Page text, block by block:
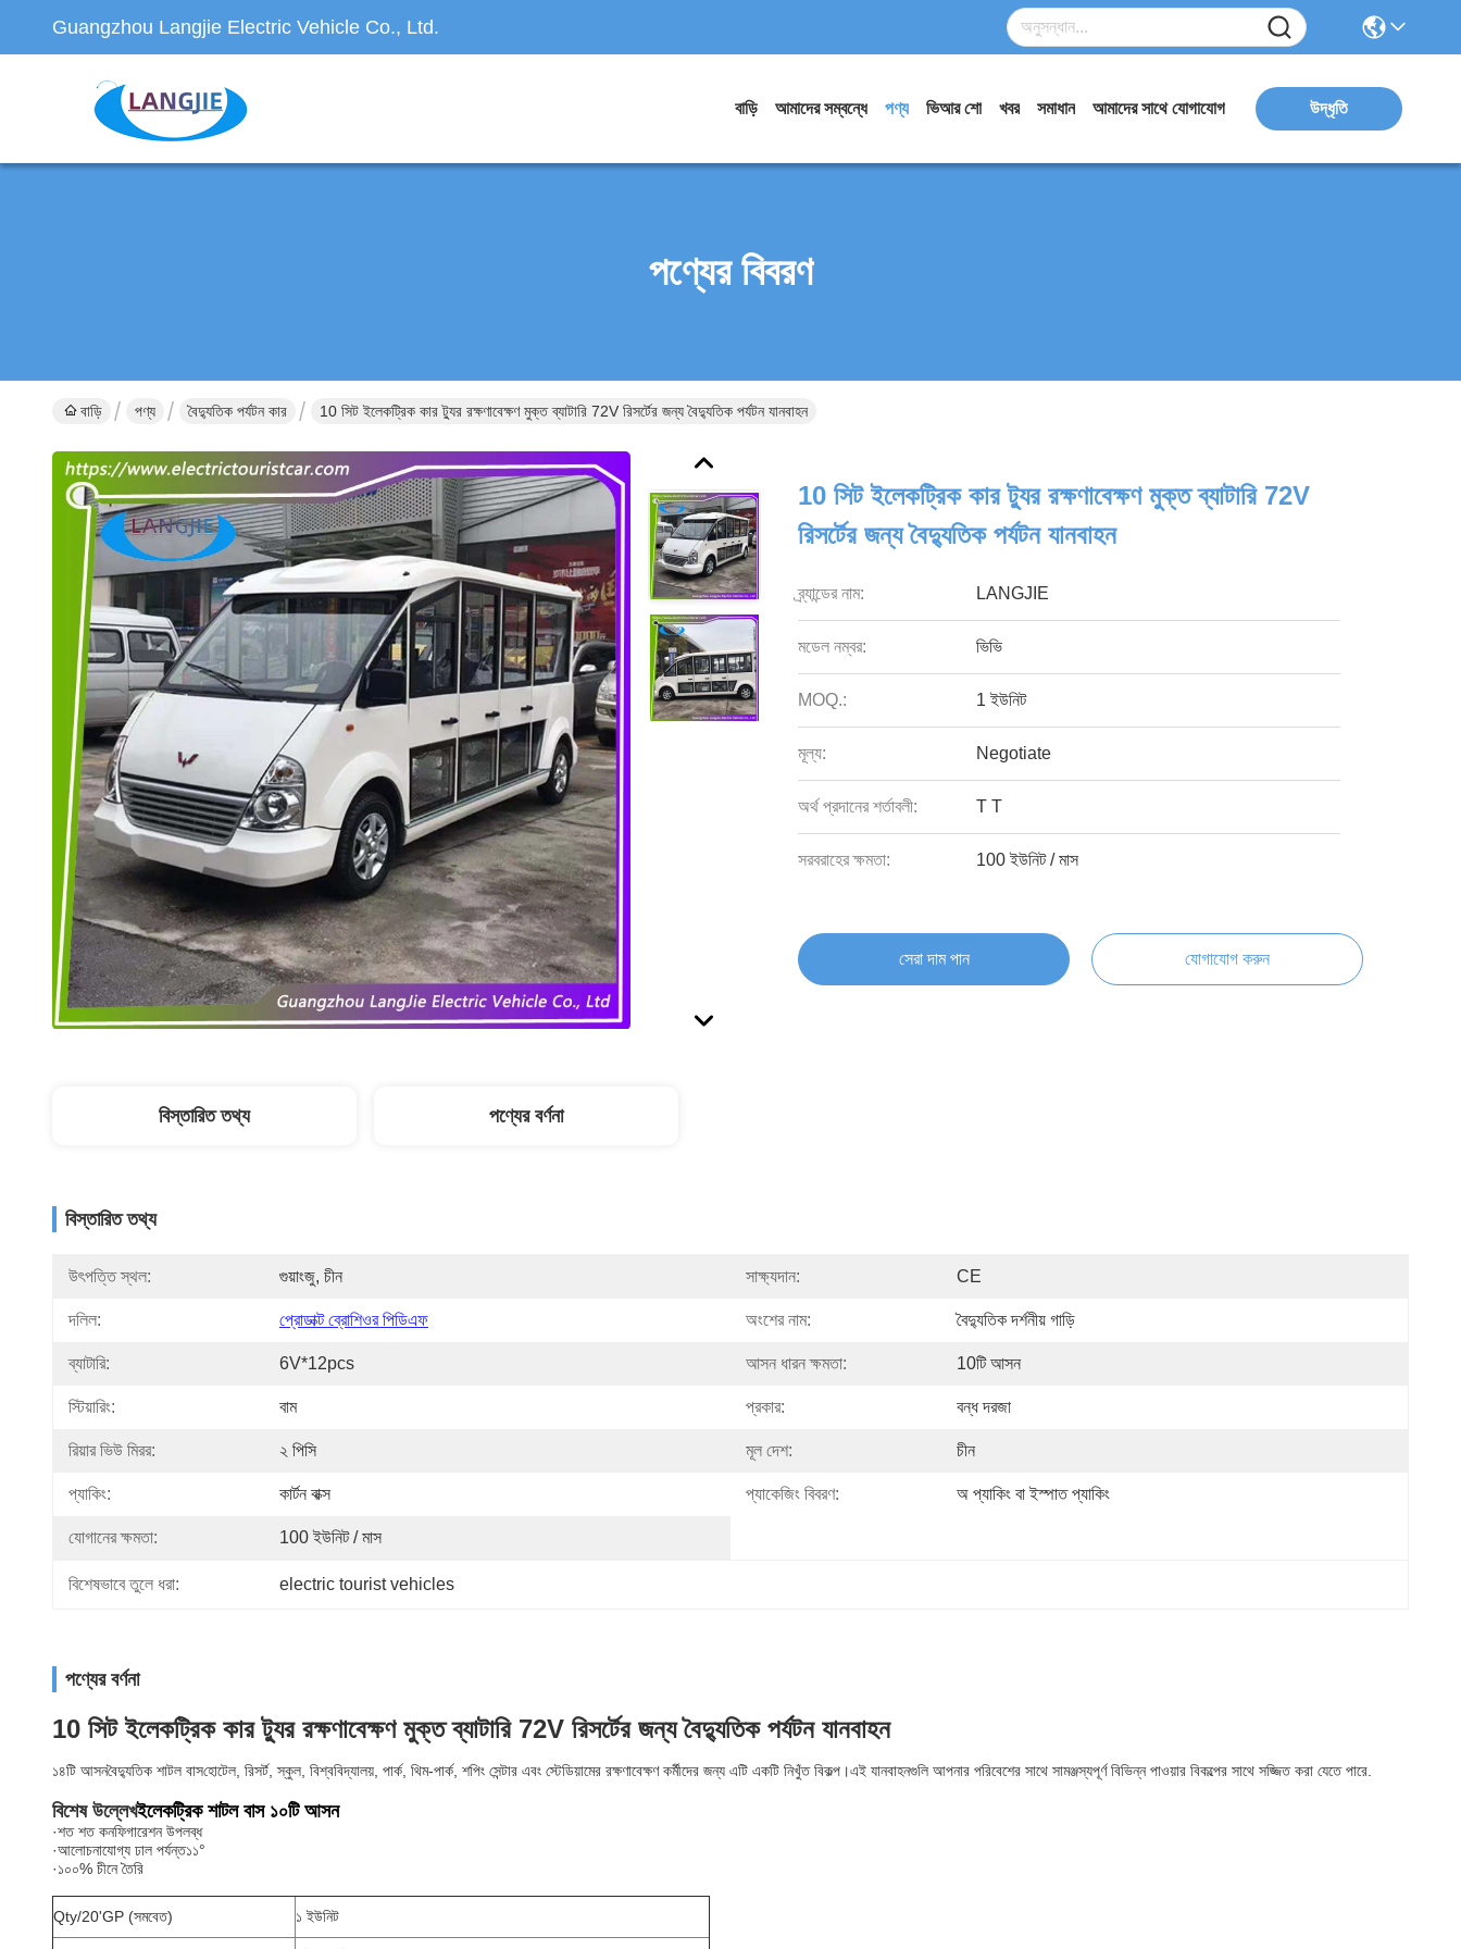
Guangzhou Langjie Electric Vehicle Co., Ltd.
বাড়ি আমাদের সম্বন্ধে পণ্য ভিআর শো খবর সমাধান আমাদের সাথে যোগাযোগ উদ্ধৃতি
পণ্যের বিবরণ
বাড়ি পণ্য বৈদ্যুতিক পর্যটন কার 10 সিট ইলেকট্রিক কার ট্যুর রক্ষণাবেক্ষণ মুক্ত ব্যাটারি 72V রিসর্টের জন্য বৈদ্যুতিক পর্যটন যানবাহন
10 সিট ইলেকট্রিক কার ট্যুর রক্ষণাবেক্ষণ মুক্ত ব্যাটারি 72V
রিসর্টের জন্য বৈদ্যুতিক পর্যটন যানবাহন
ব্র্যান্ডের নাম: LANGJIE
মডেল নম্বর: ভিভি
MOQ.: 1 ইউনিট
মূল্য: Negotiate
অর্থ প্রদানের শর্তাবলী: T T
সরবরাহের ক্ষমতা: 100 ইউনিট / মাস
সেরা দাম পান যোগাযোগ করুন
বিস্তারিত তথ্য পণ্যের বর্ণনা
বিস্তারিত তথ্য
উৎপত্তি স্থল: গুয়াংজু, চীন সাক্ষ্যদান: CE
দলিল: প্রোডাক্ট ব্রোশিওর পিডিএফ অংশের নাম: বৈদ্যুতিক দর্শনীয় গাড়ি
ব্যাটারি: 6V*12pcs আসন ধারন ক্ষমতা: 10টি আসন
স্টিয়ারিং: বাম প্রকার: বন্ধ দরজা
রিয়ার ভিউ মিরর: ২ পিসি মূল দেশ: চীন
প্যাকিং: কার্টন বাক্স প্যাকেজিং বিবরণ: অ প্যাকিং বা ইস্পাত প্যাকিং
যোগানের ক্ষমতা: 100 ইউনিট / মাস
বিশেষভাবে তুলে ধরা: electric tourist vehicles
পণ্যের বর্ণনা
10 সিট ইলেকট্রিক কার ট্যুর রক্ষণাবেক্ষণ মুক্ত ব্যাটারি 72V রিসর্টের জন্য বৈদ্যুতিক পর্যটন যানবাহন
১৪টি আসনবৈদ্যুতিক শাটল বাসহোটেল, রিসর্ট, স্কুল, বিশ্ববিদ্যালয়, পার্ক, থিম-পার্ক, শপিং সেন্টার এবং স্টেডিয়ামের রক্ষণাবেক্ষণ কর্মীদের জন্য এটি একটি নিখুঁত বিকল্প।এই যানবাহনগুলি আপনার পরিবেশের সাথে সামঞ্জস্যপূর্ণ বিভিন্ন পাওয়ার বিকল্পের সাথে সজ্জিত করা যেতে পারে.
বিশেষ উল্লেখইলেকট্রিক শাটল বাস ১০টি আসন
·শত শত কনফিগারেশন উপলব্ধ
·আলোচনাযোগ্য ঢাল পর্যন্ত১১°
·১০০% চীনে তৈরি
Qty/20'GP (সমবেত) ১ ইউনিট